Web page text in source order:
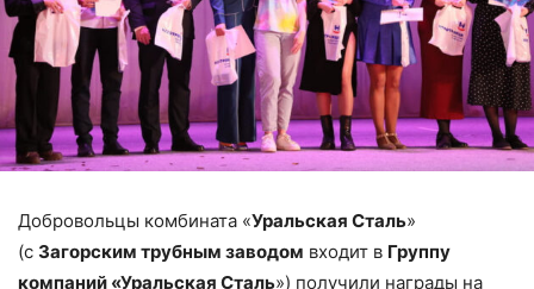
Добровольцы комбината «Уральская Сталь»
(с Загорским трубным заводом входит в Группу
компаний «Уральская Сталь») получили награды на